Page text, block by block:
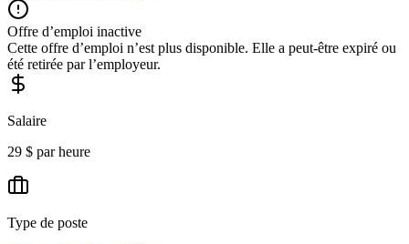
Offre d’emploi inactive
Cette offre d’emploi n’est plus disponible. Elle a peut-être expiré ou
été retirée par l’employeur.
Salaire
29 $ par heure
Type de poste